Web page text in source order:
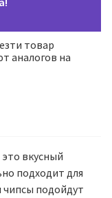
товар
аналогов на
вкусный
подходит для
чипсы подойдут